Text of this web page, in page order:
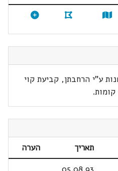
ע"י הרחבתן, קביעת קוי
תאריך
הערה